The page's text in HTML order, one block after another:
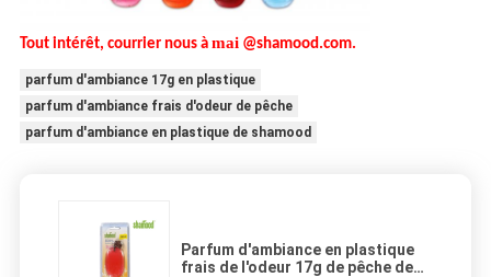
Tout intérêt, courrier nous à mai @shamood.com.
parfum d'ambiance 17g en plastique
parfum d'ambiance frais d'odeur de pêche
parfum d'ambiance en plastique de shamood
Parfum d'ambiance en plastique
frais de l'odeur 17g de pêche de